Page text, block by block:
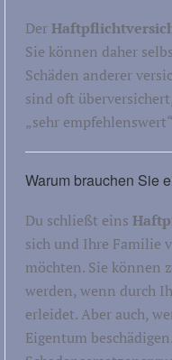
Der
Sie können daher
Schäden anderer
sind oft
„sehr
Warum brauchen Sie
Du schließt eins
sich und Ihre Familie
möchten. Sie können
werden, wenn durch
erleidet. Aber auch,
Eigentum